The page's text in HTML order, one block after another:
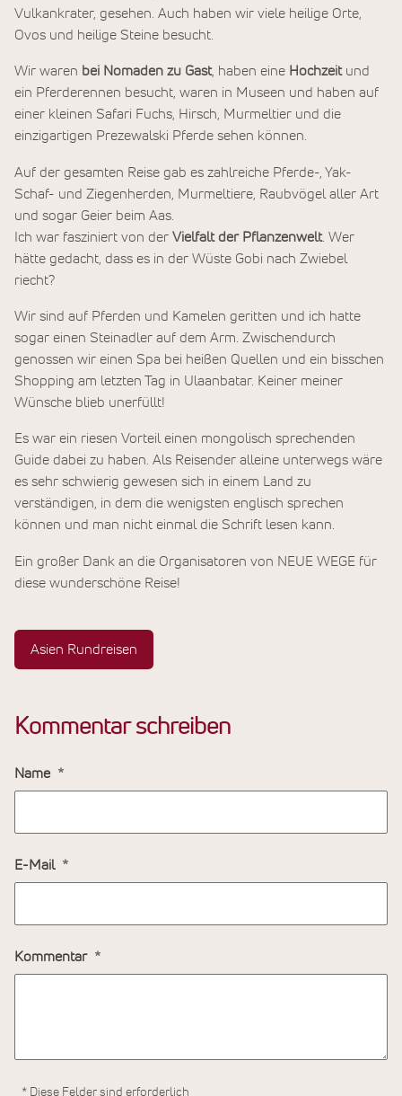
Vulkankrater, gesehen. Auch haben wir viele heilige Orte,
Ovos und heilige Steine besucht.
Wir waren bei Nomaden zu Gast, haben eine Hochzeit und
ein Pferderennen besucht, waren in Museen und haben auf
einer kleinen Safari Fuchs, Hirsch, Murmeltier und die
einzigartigen Prezewalski Pferde sehen können.
Auf der gesamten Reise gab es zahlreiche Pferde-, Yak-
Schaf- und Ziegenherden, Murmeltiere, Raubvögel aller Art
und sogar Geier beim Aas.
Ich war fasziniert von der Vielfalt der Pflanzenwelt. Wer
hätte gedacht, dass es in der Wüste Gobi nach Zwiebel
riecht?
Wir sind auf Pferden und Kamelen geritten und ich hatte
sogar einen Steinadler auf dem Arm. Zwischendurch
genossen wir einen Spa bei heißen Quellen und ein bisschen
Shopping am letzten Tag in Ulaanbatar. Keiner meiner
Wünsche blieb unerfüllt!
Es war ein riesen Vorteil einen mongolisch sprechenden
Guide dabei zu haben. Als Reisender alleine unterwegs wäre
es sehr schwierig gewesen sich in einem Land zu
verständigen, in dem die wenigsten englisch sprechen
können und man nicht einmal die Schrift lesen kann.
Ein großer Dank an die Organisatoren von NEUE WEGE für
diese wunderschöne Reise!
Asien Rundreisen
Kommentar schreiben
Name
E-Mail
Kommentar
* Diese Felder sind erforderlich